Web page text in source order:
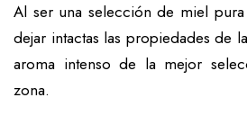
Al ser una selección de miel
dejar intactas las propiedades de
aroma intenso de la mejor
zona.